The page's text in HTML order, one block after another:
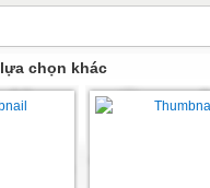
chọn khác